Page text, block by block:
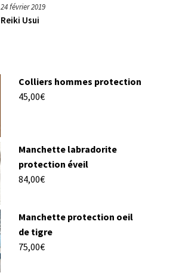
24 février 2019
Reiki Usui
Colliers hommes protection
45,00€
Manchette labradorite
protection éveil
84,00€
Manchette protection oeil
de tigre
75,00€